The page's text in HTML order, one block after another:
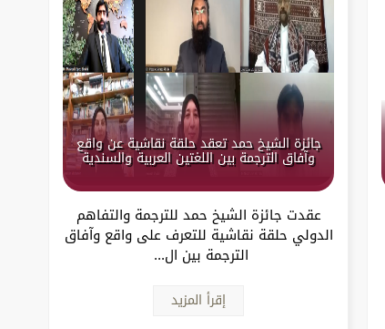
جائزة الشيخ حمد تعقد حلقة نقاشية عن واقع
وآفاق الترجمة بين اللغتين العربية والسندية
عقدت جائزة الشيخ حمد للترجمة والتفاهم
الدولي حلقة نقاشية للتعرف على واقع وآفاق
الترجمة بين ال...
إقرأ المزيد